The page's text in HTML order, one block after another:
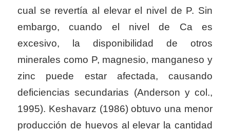
cual se revertía al elevar el nivel de P. Sin
embargo, cuando el nivel de Ca es
excesivo, la disponibilidad de otros
minerales como P, magnesio, manganeso y
zinc puede estar afectada, causando
deficiencias secundarias (Anderson y col.,
1995). Keshavarz (1986) obtuvo una menor
producción de huevos al elevar la cantidad